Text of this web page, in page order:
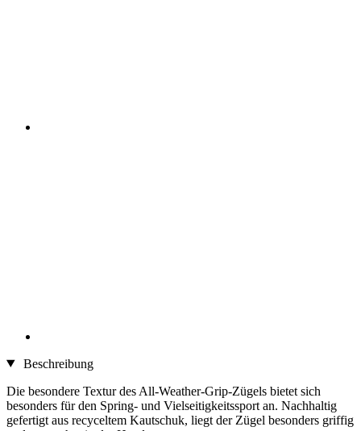
Beschreibung
Die besondere Textur des All-Weather-Grip-Zügels bietet sich
besonders für den Spring- und Vielseitigkeitssport an. Nachhaltig
gefertigt aus recyceltem Kautschuk, liegt der Zügel besonders griffig